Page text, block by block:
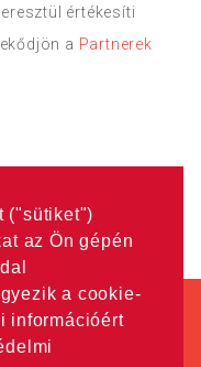
("sütiket")
az Ön gépén
a cookie-
információért
értékesíti
a Partnerek